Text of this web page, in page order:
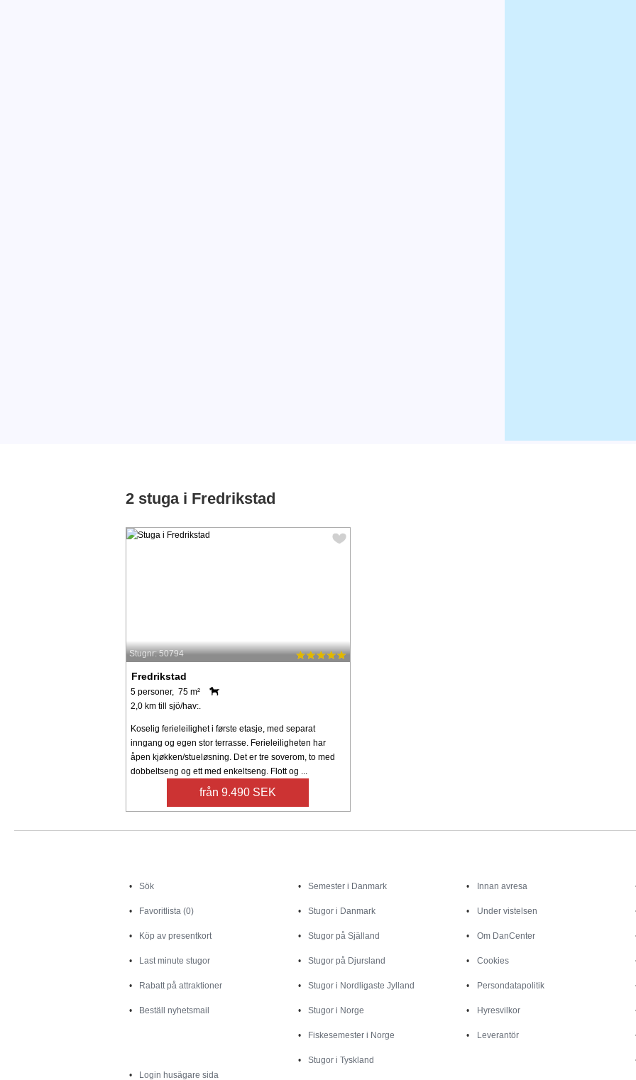
2 stuga i Fredrikstad
Stugnr: 50794
Fredrikstad
5 personer, 75 m²
2,0 km till sjö/hav:.
Koselig ferieleilighet i første etasje, med separat
inngang og egen stor terrasse. Ferieleiligheten har
åpen kjøkken/stueløsning. Det er tre soverom, to med
dobbeltseng og ett med enkeltseng. Flott og ...
från 9.490 SEK
Sök
Favoritlista (0)
Köp av presentkort
Last minute stugor
Rabatt på attraktioner
Beställ nyhetsmail
Login husägare sida
Semester i Danmark
Stugor i Danmark
Stugor på Själland
Stugor på Djursland
Stugor i Nordligaste Jylland
Stugor i Norge
Fiskesemester i Norge
Stugor i Tyskland
Innan avresa
Under vistelsen
Om DanCenter
Cookies
Persondatapolitik
Hyresvilkor
Leverantör